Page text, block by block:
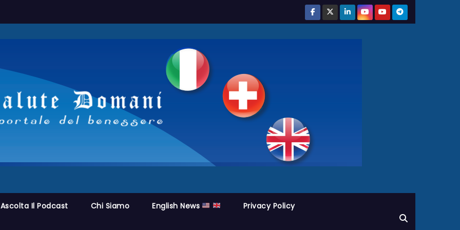
Ascolta Il Podcast Chi Siamo English News Privacy Policy